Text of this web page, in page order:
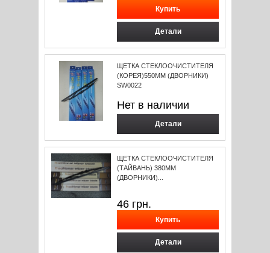
Детали
ЩЕТКА СТЕКЛООЧИСТИТЕЛЯ
(КОРЕЯ)550ММ (ДВОРНИКИ)
SW0022
Нет в наличии
Детали
ЩЕТКА СТЕКЛООЧИСТИТЕЛЯ
(ТАЙВАНЬ) 380ММ
(ДВОРНИКИ)...
46 грн.
Детали